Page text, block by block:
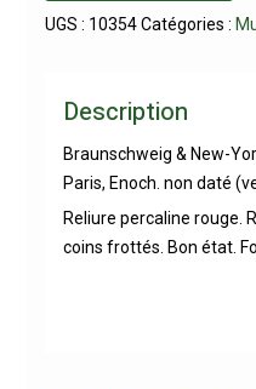
UGS : 10354 Catégories :
Description
Braunschweig & New-
Paris, Enoch. non daté
Reliure percaline rouge.
coins frottés. Bon état.